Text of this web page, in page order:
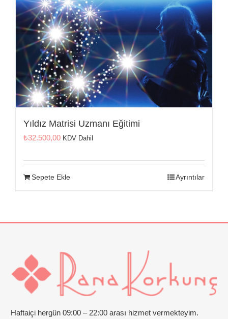
Yıldız Matrisi Uzmanı Eğitimi
₺32.500,00 KDV Dahil
Sepete Ekle Ayrıntılar
Haftaiçi hergün 09:00 – 22:00 arası hizmet vermekteyim.